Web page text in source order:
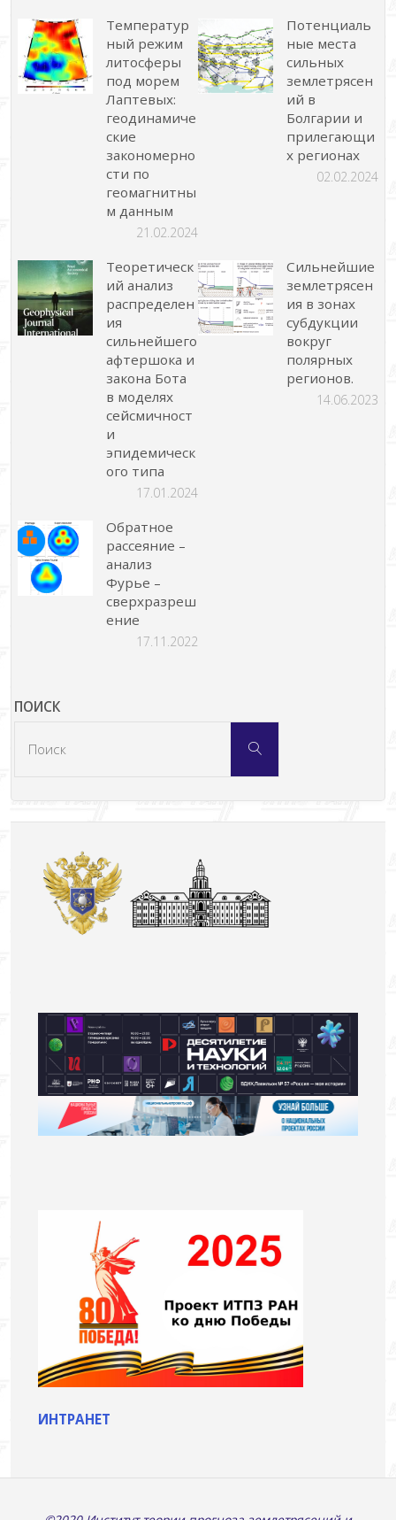
Температур
ный режим
литосферы
под морем
Лаптевых:
геодинамиче
ские
закономерно
сти по
геомагнитны
м данным
21.02.2024
Потенциаль
ные места
сильных
землетрясен
ий в
Болгарии и
прилегающи
х регионах
02.02.2024
Теоретическ
ий анализ
распределен
ия
сильнейшего
афтершока и
закона Бота
в моделях
сейсмичност
и
эпидемическ
ого типа
17.01.2024
Сильнейшие
землетрясен
ия в зонах
субдукции
вокруг
полярных
регионов.
14.06.2023
Обратное
рассеяние –
анализ
Фурье –
сверхразреш
ение
17.11.2022
ПОИСК
Поиск
ИНТРАНЕТ